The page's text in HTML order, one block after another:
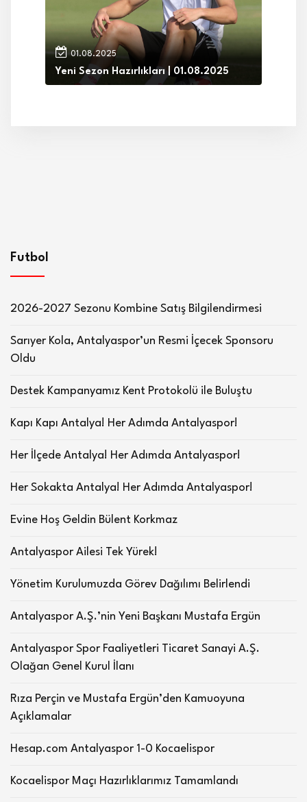
01.08.2025
Yeni Sezon Hazırlıkları | 01.08.2025
Futbol
2026-2027 Sezonu Kombine Satış Bilgilendirmesi
Sarıyer Kola, Antalyaspor’un Resmi İçecek Sponsoru
Oldu
Destek Kampanyamız Kent Protokolü ile Buluştu
Kapı Kapı Antalya! Her Adımda Antalyaspor!
Her İlçede Antalya! Her Adımda Antalyaspor!
Her Sokakta Antalya! Her Adımda Antalyaspor!
Evine Hoş Geldin Bülent Korkmaz
Antalyaspor Ailesi Tek Yürek!
Yönetim Kurulumuzda Görev Dağılımı Belirlendi
Antalyaspor A.Ş.’nin Yeni Başkanı Mustafa Ergün
Antalyaspor Spor Faaliyetleri Ticaret Sanayi A.Ş.
Olağan Genel Kurul İlanı
Rıza Perçin ve Mustafa Ergün’den Kamuoyuna
Açıklamalar
Hesap.com Antalyaspor 1-0 Kocaelispor
Kocaelispor Maçı Hazırlıklarımız Tamamlandı